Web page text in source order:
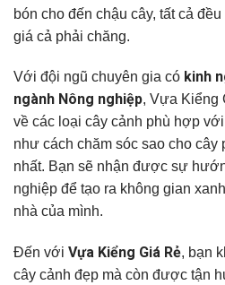
bón cho đến chậu cây, tất cả
giá cả phải chăng.
Với đội ngũ chuyên gia có kinh
ngành Nông nghiệp, Vựa Kiểng
về các loại cây cảnh phù hợp
như cách chăm sóc sao cho cây
nhất. Bạn sẽ nhận được sự
nghiệp để tạo ra không gian
nhà của mình.
Đến với Vựa Kiểng Giá Rẻ, bạn
cây cảnh đẹp mà còn được tận